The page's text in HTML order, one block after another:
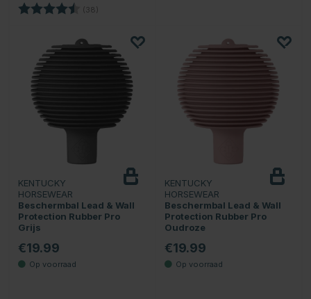
Beoordeling: (38)
KENTUCKY
HORSEWEAR
Beschermbal Lead & Wall
Protection Rubber Pro
Grijs
€19.99
KENTUCKY
HORSEWEAR
Beschermbal Lead & Wall
Protection Rubber Pro
Oudroze
€19.99